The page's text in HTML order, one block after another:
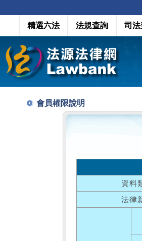
精選六法 法規查詢 司
會員權限說明
資料
法律